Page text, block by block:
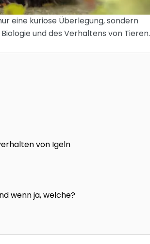
eine kuriose Überlegung, sondern
und des Verhaltens von Tieren.
von Igeln
wenn ja, welche?